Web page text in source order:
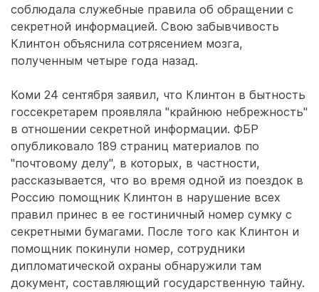
соблюдала служебные правила об обращении с
секретной информацией. Свою забывчивость
Клинтон объяснила сотрясением мозга,
полученным четыре года назад.
Коми 24 сентября заявил, что Клинтон в бытность
госсекретарем проявляла "крайнюю небрежность"
в отношении секретной информации. ФБР
опубликовало 189 страниц материалов по
"почтовому делу", в которых, в частности,
рассказывается, что во время одной из поездок в
Россию помощник Клинтон в нарушение всех
правил принес в ее гостиничный номер сумку с
секретными бумагами. После того как Клинтон и
помощник покинули номер, сотрудники
дипломатической охраны обнаружили там
документ, составляющий государственную тайну.